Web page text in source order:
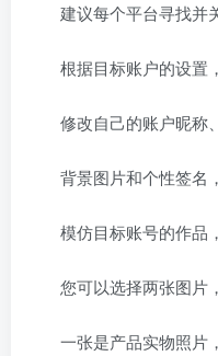
建议每个平台寻找并
根据目标账户的设置，
修改自己的账户昵称
背景图片和个性签名
模仿目标账号的作品
您可以选择两张图片
一张是产品实物照片